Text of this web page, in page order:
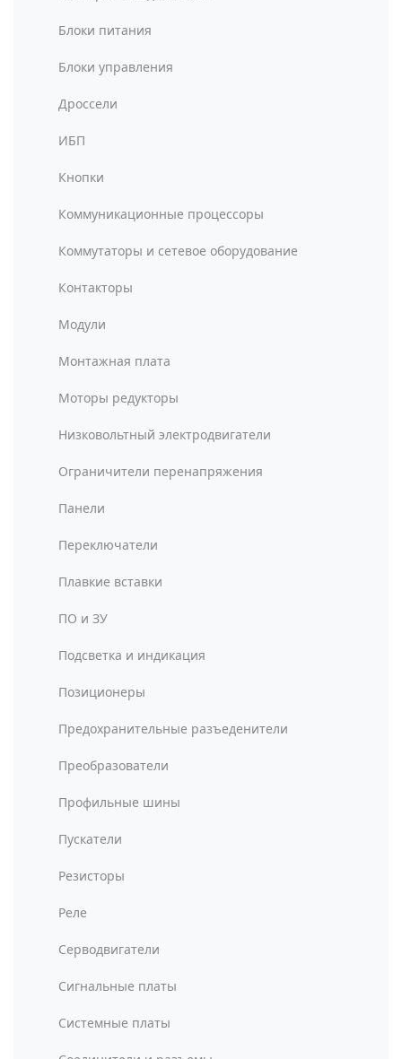
Блоки питания
Блоки управления
Дроссели
ИБП
Кнопки
Коммуникационные процессоры
Коммутаторы и сетевое оборудование
Контакторы
Модули
Монтажная плата
Моторы редукторы
Низковольтный электродвигатели
Ограничители перенапряжения
Панели
Переключатели
Плавкие вставки
ПО и ЗУ
Подсветка и индикация
Позиционеры
Предохранительные разъеденители
Преобразователи
Профильные шины
Пускатели
Резисторы
Реле
Серводвигатели
Сигнальные платы
Системные платы